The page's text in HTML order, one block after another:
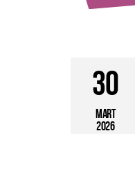
30
MART
2026